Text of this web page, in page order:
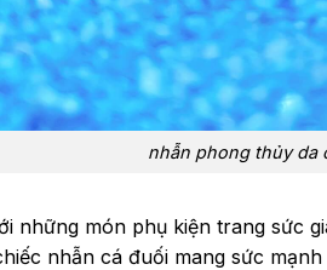
nhẫn phong thủy da
những món phụ kiện trang sức
nhẫn cá đuối mang sức